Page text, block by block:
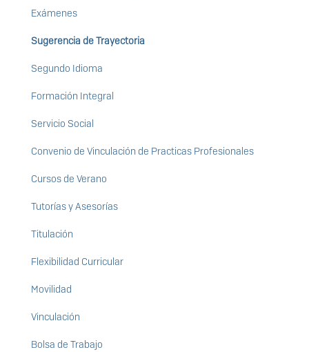
Exámenes
Sugerencia de Trayectoria
Segundo Idioma
Formación Integral
Servicio Social
Convenio de Vinculación de Practicas Profesionales
Cursos de Verano
Tutorías y Asesorías
Titulación
Flexibilidad Curricular
Movilidad
Vinculación
Bolsa de Trabajo